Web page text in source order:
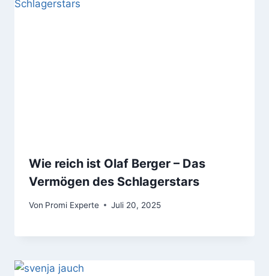
Wie reich ist Olaf Berger – Das
Vermögen des Schlagerstars
Von Promi Experte Juli 20, 2025